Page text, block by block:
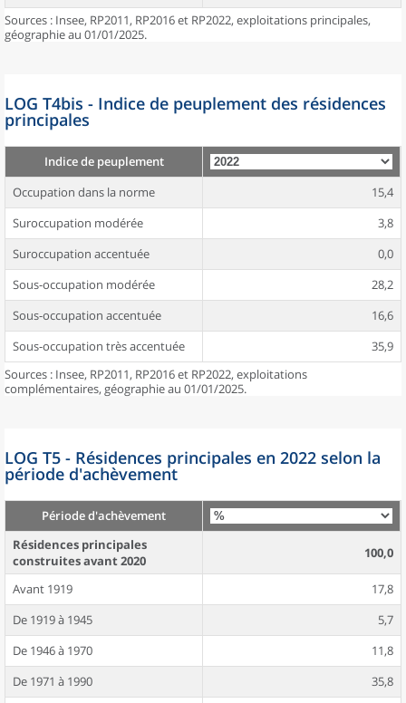
Sources : Insee, RP2011, RP2016 et RP2022, exploitations principales,
géographie au 01/01/2025.
LOG T4bis - Indice de peuplement des résidences
principales
Indice de peuplement
Occupation dans la norme
15,4
Suroccupation modérée
3,8
Suroccupation accentuée
0,0
Sous-occupation modérée
28,2
Sous-occupation accentuée
16,6
Sous-occupation très accentuée
35,9
Sources : Insee, RP2011, RP2016 et RP2022, exploitations
complémentaires, géographie au 01/01/2025.
LOG T5 - Résidences principales en 2022 selon la
période d'achèvement
Période d'achèvement
Résidences principales
construites avant 2020
100,0
Avant 1919
17,8
De 1919 à 1945
5,7
De 1946 à 1970
11,8
De 1971 à 1990
35,8